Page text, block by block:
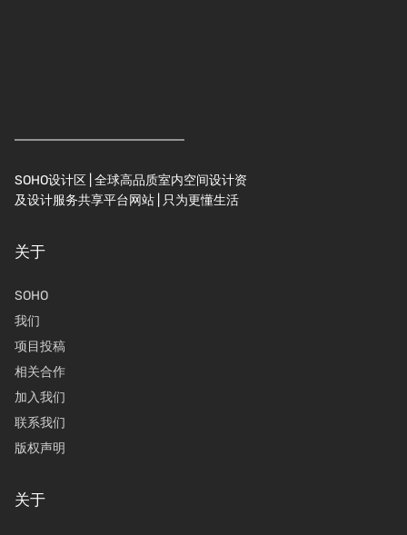
SOHO设计区 | 全球高品质室内空间设计资
及设计服务共享平台网站 | 只为更懂生活
关于
SOHO
我们
项目投稿
相关合作
加入我们
联系我们
版权声明
关于